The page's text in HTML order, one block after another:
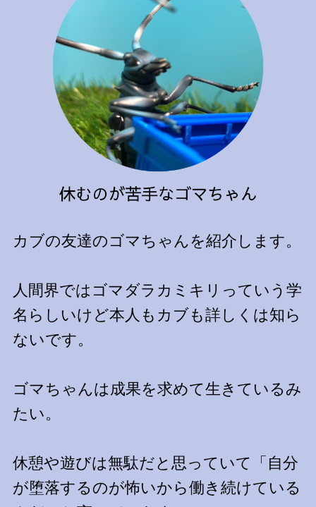
カブの友達のゴマちゃんを紹介します。
人間界ではゴマダラカミキリっていう学
名らしいけど本人もカブも詳しくは知ら
ないです。
ゴマちゃんは成果を求めて生きているみ
たい。
休憩や遊びは無駄だと思っていて「自分
が堕落するのが怖いから働き続けている